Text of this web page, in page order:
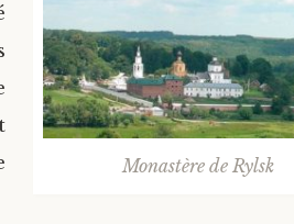
Monastère de Rylsk